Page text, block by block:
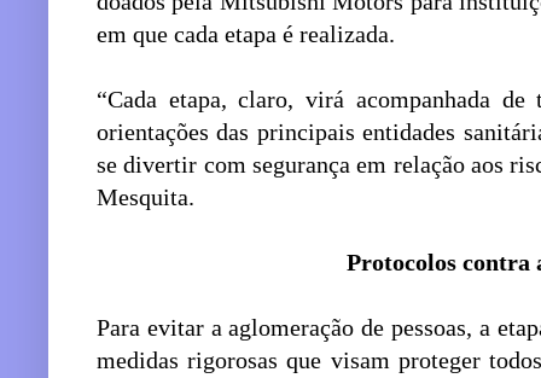
em que cada etapa é realizada.
“Cada etapa, claro, virá acompanhada
orientações das principais entidades
se divertir com segurança em relação aos
Mesquita.
Protocolos contra
Para evitar a aglomeração de pessoas, a
medidas rigorosas que visam proteger